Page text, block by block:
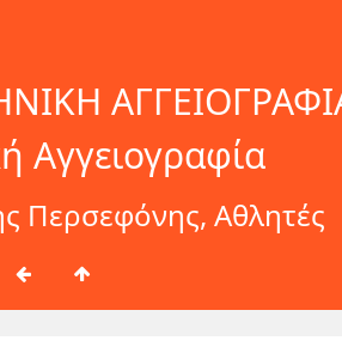
Αγγειογραφία
Περσεφόνης, Αθλητές